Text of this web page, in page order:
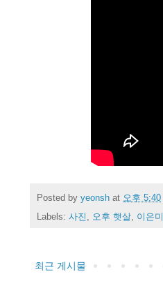
Posted by yeonsh at 오후 5:40
Labels: 사진 오후 햇살 이은미
최근 게시물